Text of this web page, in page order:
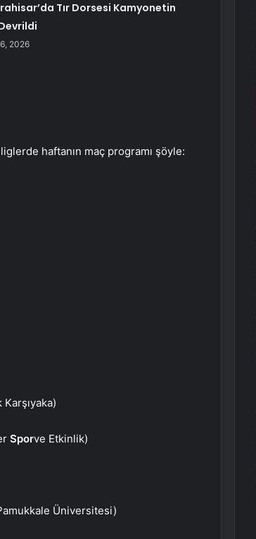
Tır Dorsesi Kamyonetin
2026
haftanın maç programı şöyle:
Sporve Etkinlik)
Üniversitesi)